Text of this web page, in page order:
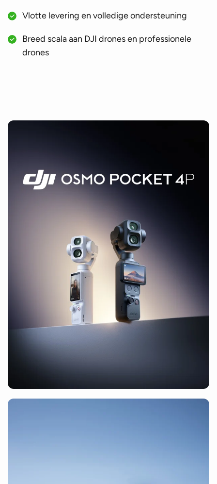
Vlotte levering en volledige ondersteuning
Breed scala aan DJI drones en professionele
drones